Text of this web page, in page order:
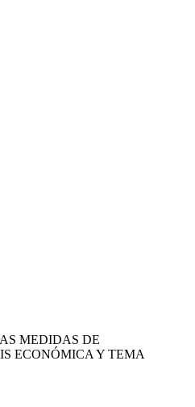
MEDIDAS DE
ECONÓMICA Y TEMA